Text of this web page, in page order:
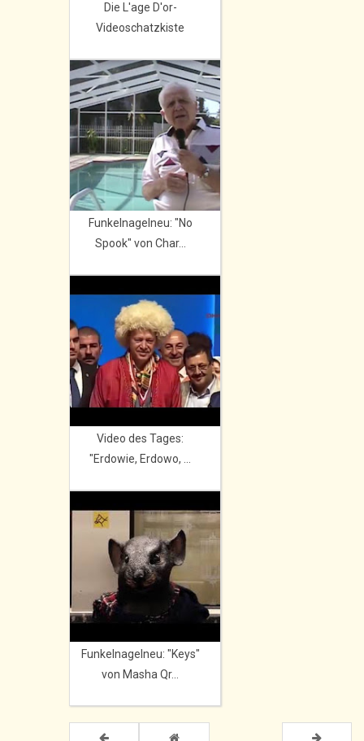
Die L'age D'or-
Videoschatzkiste
Funkelnagelneu: "No
Spook" von Char...
Video des Tages:
"Erdowie, Erdowo, ...
Funkelnagelneu: "Keys"
von Masha Qr...